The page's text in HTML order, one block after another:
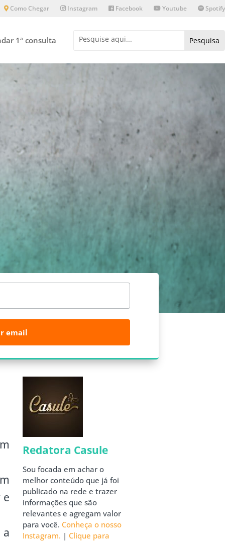
Como Chegar Instagram Facebook Youtube Spotify
1ª consulta
email
e
a
Redatora Casule
Sou focada em achar o
melhor conteúdo que já foi
publicado na rede e trazer
informações que são
relevantes e agregam valor
para você. Conheça o nosso
Instagram. | Clique para